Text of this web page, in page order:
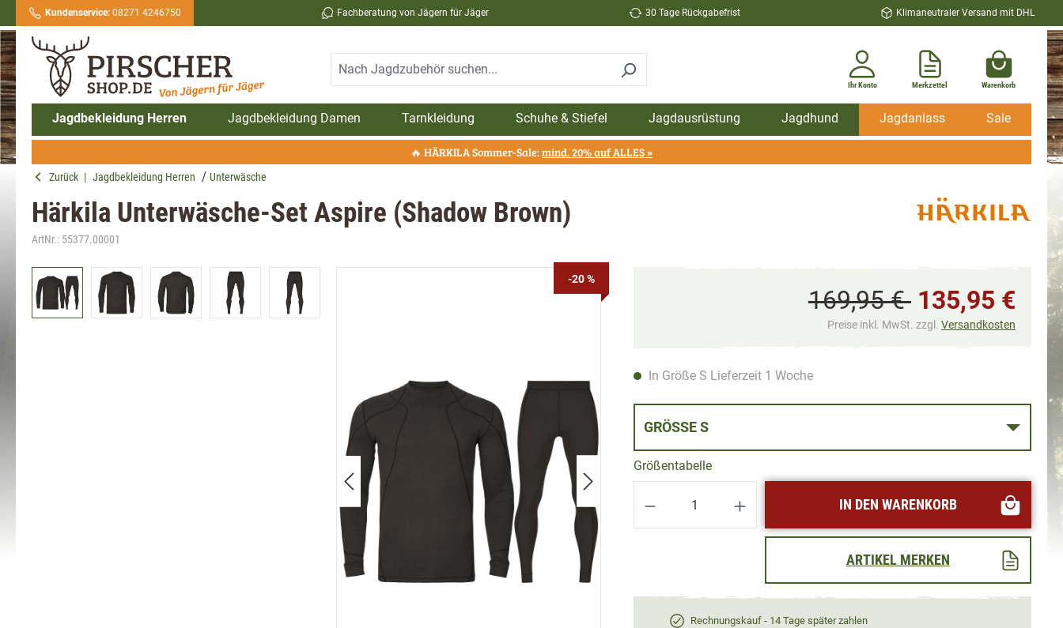
Zur Hauptnavigation springen
Kundenservice:08271 4246750 Fachberatung von Jägern für Jäger 30 Tage Rückgabefrist Klimaneutraler Versand mit DHL
Ihr Konto Merkzettel Warenkorb
Jagdbekleidung Herren Jagdbekleidung Damen Tarnkleidung Schuhe & Stiefel Jagdausrüstung Jagdhund Jagdanlass Sale
🔥 HÄRKILA Sommer-Sale:mind. 20% auf ALLES »
Zurück | Jagdbekleidung Herren Unterwäsche
Härkila Unterwäsche-Set Aspire (Shadow Brown)
ArtNr.: 55377.00001
Bildergalerie überspringen -20 %
169,95 € 135,95 €
Preise inkl. MwSt. zzgl. Versandkosten
In Größe S Lieferzeit 1 Woche
GRÖSSE S
Größentabelle
Produkt Anzahl: Gib den gewünschten Wert ein
IN DEN WARENKORB
ARTIKEL MERKEN
Rechnungskauf - 14 Tage später zahlen